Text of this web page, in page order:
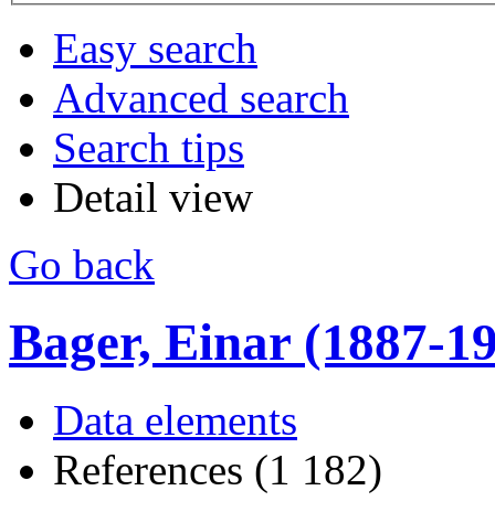
Easy search
Advanced search
Search tips
Detail view
Go back
Bager, Einar (1887-
Data elements
References (1 182)